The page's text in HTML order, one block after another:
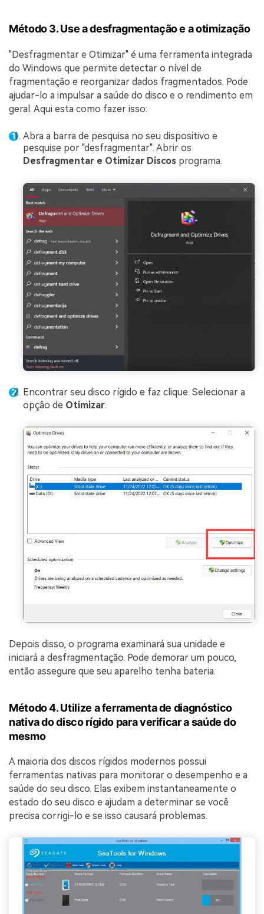
Método 3. Use a desfragmentação e a otimização
"Desfragmentar e Otimizar" é uma ferramenta integrada
do Windows que permite detectar o nível de
fragmentação e reorganizar dados fragmentados. Pode
ajudar-lo a impulsar a saúde do disco e o rendimento em
geral. Aqui esta como fazer isso:
Abra a barra de pesquisa no seu dispositivo e
pesquise por "desfragmentar". Abrir os
Desfragmentar e Otimizar Discos programa.
Encontrar seu disco rígido e faz clique. Selecionar a
opção de Otimizar.
Depois disso, o programa examinará sua unidade e
iniciará a desfragmentação. Pode demorar um pouco,
então assegure que seu aparelho tenha bateria.
Método 4. Utilize a ferramenta de diagnóstico
nativa do disco rígido para verificar a saúde do
mesmo
A maioria dos discos rígidos modernos possui
ferramentas nativas para monitorar o desempenho e a
saúde do seu disco. Elas exibem instantaneamente o
estado do seu disco e ajudam a determinar se você
precisa corrigi-lo e se isso causará problemas.